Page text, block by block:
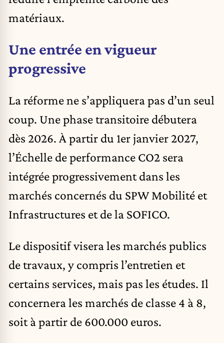
matériaux.
Une entrée en vigueur
progressive
La réforme ne s’appliquera pas d’un seul
coup. Une phase transitoire débutera
dès 2026. À partir du 1er janvier 2027,
l’Échelle de performance CO2 sera
intégrée progressivement dans les
marchés concernés du SPW Mobilité et
Infrastructures et de la SOFICO.
Le dispositif visera les marchés publics
de travaux, y compris l’entretien et
certains services, mais pas les études. Il
concernera les marchés de classe 4 à 8,
soit à partir de 600.000 euros.